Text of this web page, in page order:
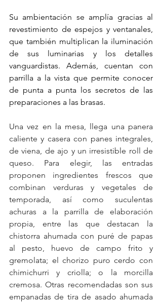
Su ambientación se amplía gracias al
revestimiento de espejos y ventanales,
que también multiplican la iluminación
de sus luminarias y los detalles
vanguardistas. Además, cuentan con
parrilla a la vista que permite conocer
de punta a punta los secretos de las
preparaciones a las brasas.
Una vez en la mesa, llega una panera
caliente y casera con panes integrales,
de viena, de ajo y un irresistible roll de
queso. Para elegir, las entradas
proponen ingredientes frescos que
combinan verduras y vegetales de
temporada, así como suculentas
achuras a la parrilla de elaboración
propia, entre las que destacan la
chistorra ahumada con puré de papas
al pesto, huevo de campo frito y
gremolata; el chorizo puro cerdo con
chimichurri y criolla; o la morcilla
cremosa. Otras recomendadas son sus
empanadas de tira de asado ahumada